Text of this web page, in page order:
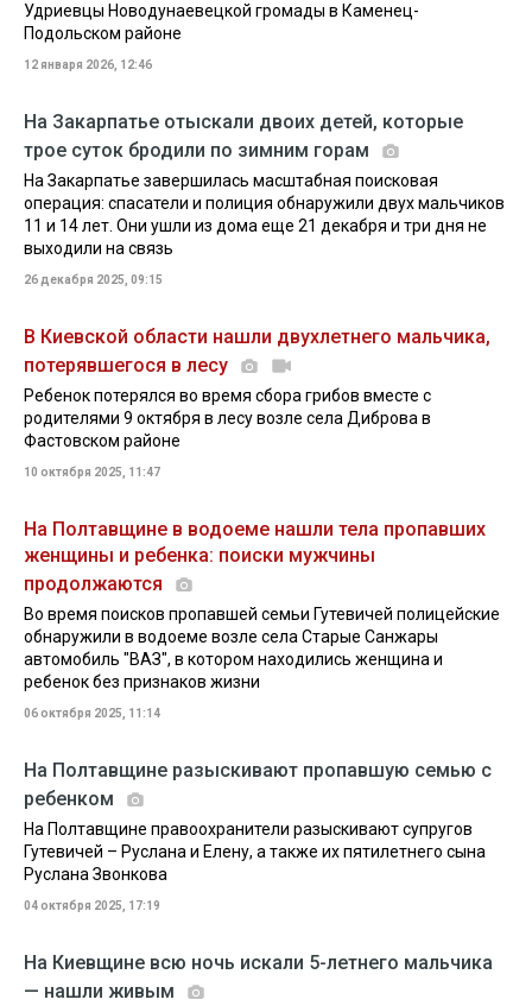
Удриевцы Новодунаевецкой громады в Каменец-
Подольском районе
12 января 2026, 12:46
На Закарпатье отыскали двоих детей, которые
трое суток бродили по зимним горам
На Закарпатье завершилась масштабная поисковая
операция: спасатели и полиция обнаружили двух мальчиков
11 и 14 лет. Они ушли из дома еще 21 декабря и три дня не
выходили на связь
26 декабря 2025, 09:15
В Киевской области нашли двухлетнего мальчика,
потерявшегося в лесу
Ребенок потерялся во время сбора грибов вместе с
родителями 9 октября в лесу возле села Диброва в
Фастовском районе
10 октября 2025, 11:47
На Полтавщине в водоеме нашли тела пропавших
женщины и ребенка: поиски мужчины
продолжаются
Во время поисков пропавшей семьи Гутевичей полицейские
обнаружили в водоеме возле села Старые Санжары
автомобиль "ВАЗ", в котором находились женщина и
ребенок без признаков жизни
06 октября 2025, 11:14
На Полтавщине разыскивают пропавшую семью с
ребенком
На Полтавщине правоохранители разыскивают супругов
Гутевичей – Руслана и Елену, а также их пятилетнего сына
Руслана Звонкова
04 октября 2025, 17:19
На Киевщине всю ночь искали 5-летнего мальчика
— нашли живым